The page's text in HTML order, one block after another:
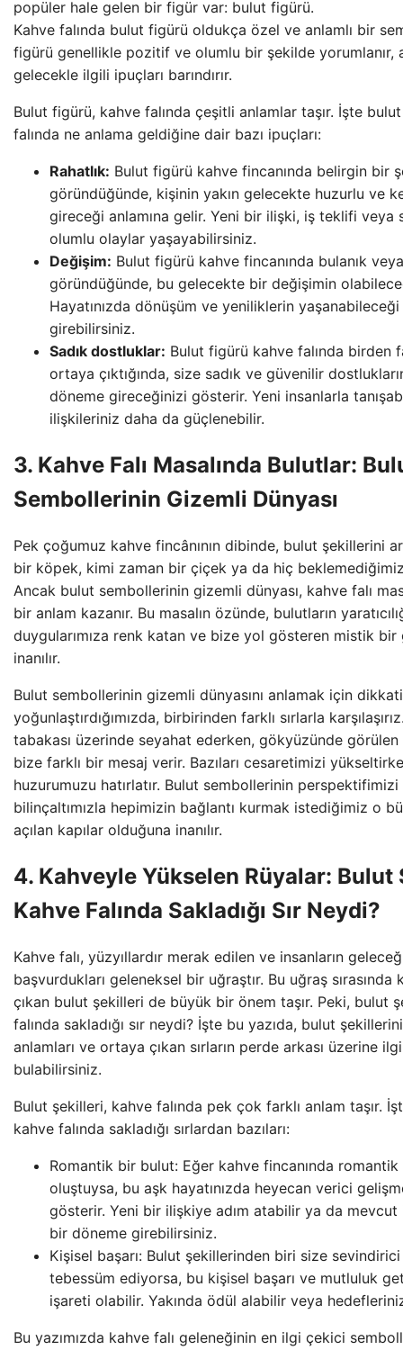
popüler hale gelen bir figür var: bulut figürü.
Kahve falında bulut figürü oldukça özel ve anlamlı bir
figürü genellikle pozitif ve olumlu bir şekilde yorumlanır,
gelecekle ilgili ipuçları barındırır.
Bulut figürü, kahve falında çeşitli anlamlar taşır. İşte
falında ne anlama geldiğine dair bazı ipuçları:
Rahatlık: Bulut figürü kahve fincanında belirgin bir
göründüğünde, kişinin yakın gelecekte huzurlu ve
gireceği anlamına gelir. Yeni bir ilişki, iş teklifi veya
olumlu olaylar yaşayabilirsiniz.
Değişim: Bulut figürü kahve fincanında bulanık
göründüğünde, bu gelecekte bir değişimin
Hayatınızda dönüşüm ve yeniliklerin
girebilirsiniz.
Sadık dostluklar: Bulut figürü kahve falında birden
ortaya çıktığında, size sadık ve güvenilir
döneme gireceğinizi gösterir. Yeni insanlarla
ilişkileriniz daha da güçlenebilir.
3. Kahve Falı Masalında Bulutlar:
Sembollerinin Gizemli Dünyası
Pek çoğumuz kahve fincânının dibinde, bulut şekillerini
bir köpek, kimi zaman bir çiçek ya da hiç
Ancak bulut sembollerinin gizemli dünyası, kahve falı
bir anlam kazanır. Bu masalın özünde, bulutların
duygularımıza renk katan ve bize yol gösteren mistik bir
inanılır.
Bulut sembollerinin gizemli dünyasını anlamak için
yoğunlaştırdığımızda, birbirinden farklı sırlarla
tabakası üzerinde seyahat ederken, gökyüzünde
bize farklı bir mesaj verir. Bazıları cesaretimizi
huzurumuzu hatırlatır. Bulut sembollerinin
bilinçaltımızla hepimizin bağlantı kurmak istediğimiz o
açılan kapılar olduğuna inanılır.
4. Kahveyle Yükselen Rüyalar:
Kahve Falında Sakladığı Sır Neydi?
Kahve falı, yüzyıllardır merak edilen ve insanların
başvurdukları geleneksel bir uğraştır. Bu uğraş sırasında
çıkan bulut şekilleri de büyük bir önem taşır. Peki, bulut
falında sakladığı sır neydi? İşte bu yazıda, bulut
anlamları ve ortaya çıkan sırların perde arkası üzerine
bulabilirsiniz.
Bulut şekilleri, kahve falında pek çok farklı anlam taşır.
kahve falında sakladığı sırlardan bazıları:
Romantik bir bulut: Eğer kahve fincanında
oluştuysa, bu aşk hayatınızda heyecan verici
gösterir. Yeni bir ilişkiye adım atabilir ya da
bir döneme girebilirsiniz.
Kişisel başarı: Bulut şekillerinden biri size
tebessüm ediyorsa, bu kişisel başarı ve mutluluk
işareti olabilir. Yakında ödül alabilir veya
Bu yazımızda kahve falı geleneğinin en ilgi çekici